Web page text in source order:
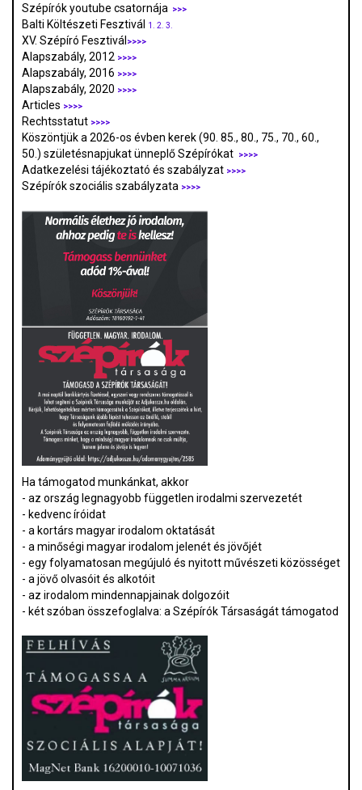
Szépírók youtube csatornája >>>
Balti Költészeti Fesztivál 1. 2. 3.
XV. Szépíró Fesztivál >>>>
Alapszabály, 2012 >>>>
Alapszabály, 2016 >>>>
Alapszabály, 2020 >>>>
Articles >>>>
Rechtsstatut >>>>
Köszöntjük a 2026-os évben kerek (90. 85., 80., 75., 70., 60.,
50.) születésnapjukat ünneplő Szépírókat
>>>>
Adatkezelési tájékoztató és szabályzat >>>>
Szépírók szociális szabályzata >>>>
Ha támogatod munkánkat, akkor
- az ország legnagyobb független irodalmi szervezetét
- kedvenc íróidat
- a kortárs magyar irodalom oktatását
- a minőségi magyar irodalom jelenét és jövőjét
- egy folyamatosan megújuló és nyitott művészeti közösséget
- a jövő olvasóit és alkotóit
- az irodalom mindennapjainak dolgozóit
- két szóban összefoglalva: a Szépírók Társaságát támogatod